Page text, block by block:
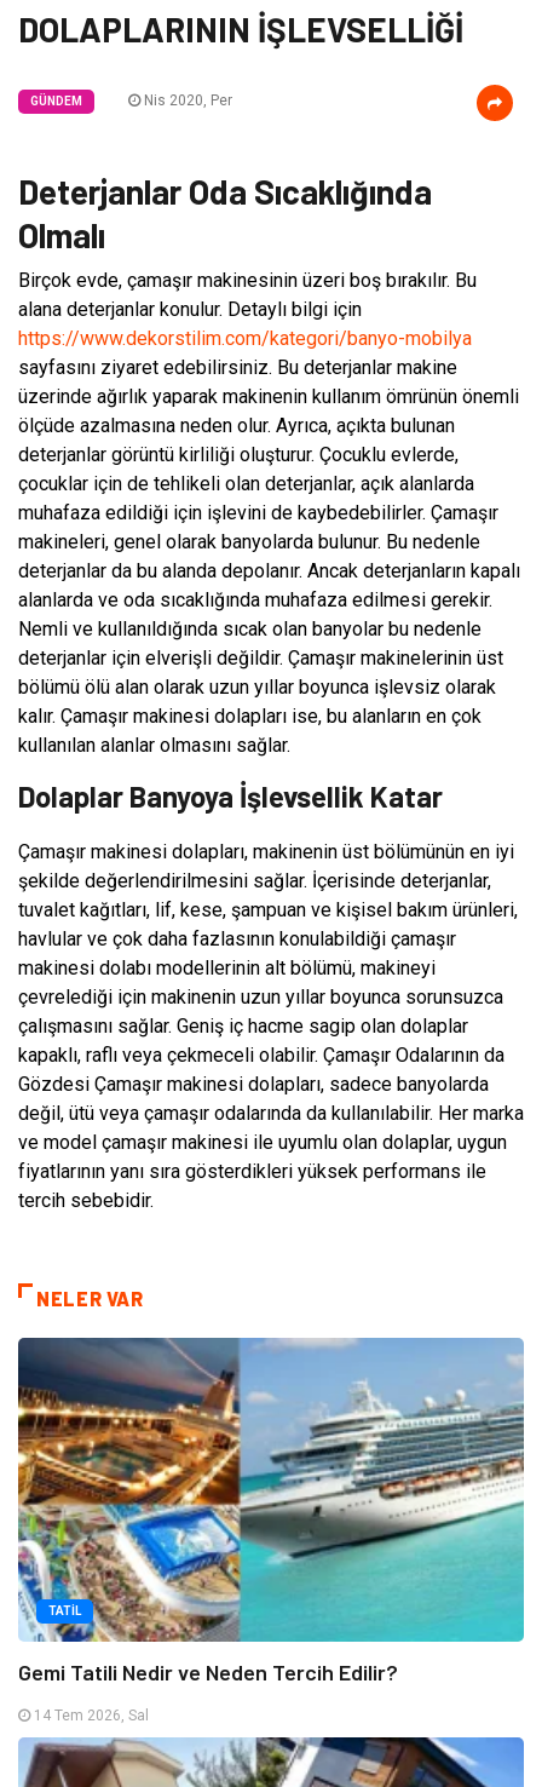
DOLAPLARININ İŞLEVSELLİĞİ
GÜNDEM Nis 2020, Per
Deterjanlar Oda Sıcaklığında
Olmalı
Birçok evde, çamaşır makinesinin üzeri boş bırakılır. Bu
alana deterjanlar konulur. Detaylı bilgi için
https://www.dekorstilim.com/kategori/banyo-mobilya
sayfasını ziyaret edebilirsiniz. Bu deterjanlar makine
üzerinde ağırlık yaparak makinenin kullanım ömrünün önemli
ölçüde azalmasına neden olur. Ayrıca, açıkta bulunan
deterjanlar görüntü kirliliği oluşturur. Çocuklu evlerde,
çocuklar için de tehlikeli olan deterjanlar, açık alanlarda
muhafaza edildiği için işlevini de kaybedebilirler. Çamaşır
makineleri, genel olarak banyolarda bulunur. Bu nedenle
deterjanlar da bu alanda depolanır. Ancak deterjanların kapalı
alanlarda ve oda sıcaklığında muhafaza edilmesi gerekir.
Nemli ve kullanıldığında sıcak olan banyolar bu nedenle
deterjanlar için elverişli değildir. Çamaşır makinelerinin üst
bölümü ölü alan olarak uzun yıllar boyunca işlevsiz olarak
kalır. Çamaşır makinesi dolapları ise, bu alanların en çok
kullanılan alanlar olmasını sağlar.
Dolaplar Banyoya İşlevsellik Katar
Çamaşır makinesi dolapları, makinenin üst bölümünün en iyi
şekilde değerlendirilmesini sağlar. İçerisinde deterjanlar,
tuvalet kağıtları, lif, kese, şampuan ve kişisel bakım ürünleri,
havlular ve çok daha fazlasının konulabildiği çamaşır
makinesi dolabı modellerinin alt bölümü, makineyi
çevrelediği için makinenin uzun yıllar boyunca sorunsuzca
çalışmasını sağlar. Geniş iç hacme sagip olan dolaplar
kapaklı, raflı veya çekmeceli olabilir. Çamaşır Odalarının da
Gözdesi Çamaşır makinesi dolapları, sadece banyolarda
değil, ütü veya çamaşır odalarında da kullanılabilir. Her marka
ve model çamaşır makinesi ile uyumlu olan dolaplar, uygun
fiyatlarının yanı sıra gösterdikleri yüksek performans ile
tercih sebebidir.
NELER VAR
TATIL
Gemi Tatili Nedir ve Neden Tercih Edilir?
14 Tem 2026, Sal